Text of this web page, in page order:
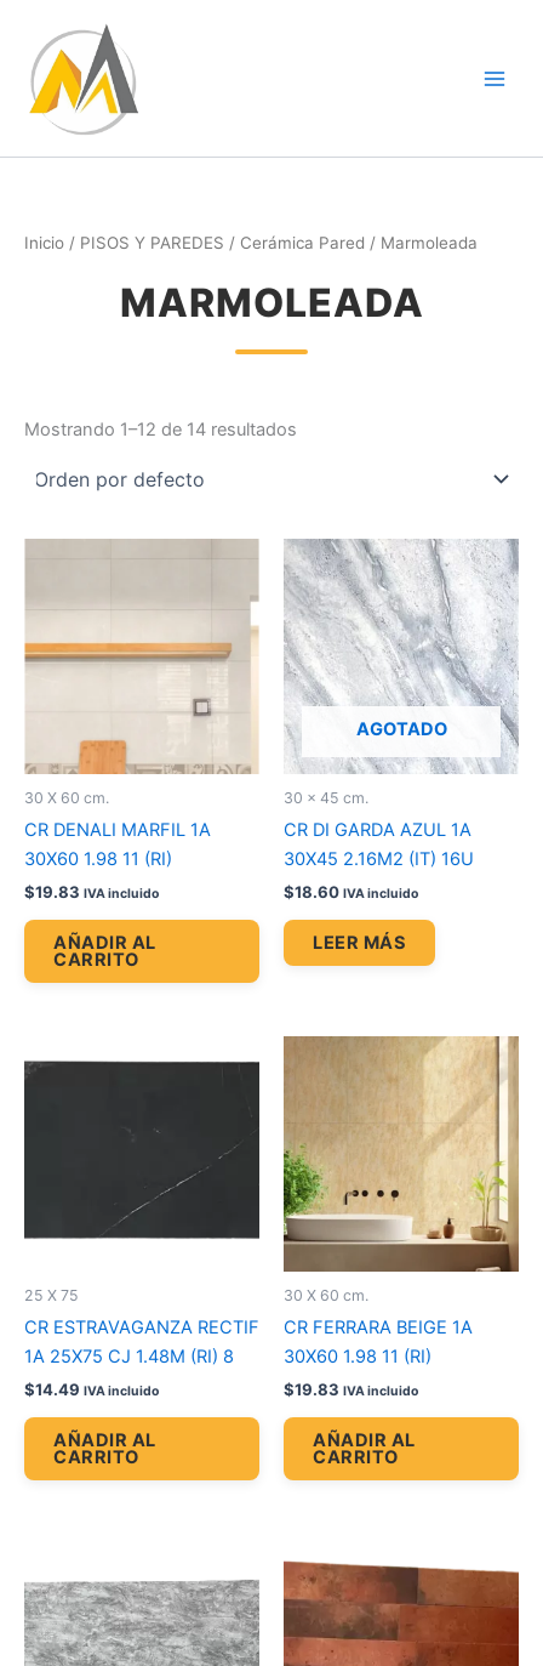
contenido
Inicio / PISOS Y PAREDES / Cerámica Pared / Marmoleada
MARMOLEADA
Mostrando 1–12 de 14 resultados
30 X 60 cm.
CR DENALI MARFIL 1A
30X60 1.98 11 (RI)
$19.83 IVA incluido
AÑADIR AL
CARRITO
AGOTADO
30 x 45 cm.
CR DI GARDA AZUL 1A
30X45 2.16M2 (IT) 16U
$18.60 IVA incluido
LEER MÁS
25 X 75
CR ESTRAVAGANZA RECTIF
1A 25X75 CJ 1.48M (RI) 8
$14.49 IVA incluido
AÑADIR AL
CARRITO
30 X 60 cm.
CR FERRARA BEIGE 1A
30X60 1.98 11 (RI)
$19.83 IVA incluido
AÑADIR AL
CARRITO